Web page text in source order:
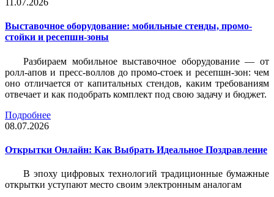
11.07.2026
Выставочное оборудование: мобильные стенды, промо-
стойки и ресепшн-зоны
Разбираем мобильное выставочное оборудование — от
ролл-апов и пресс-воллов до промо-стоек и ресепшн-зон: чем
оно отличается от капитальных стендов, каким требованиям
отвечает и как подобрать комплект под свою задачу и бюджет.
Подробнее
08.07.2026
Открытки Онлайн: Как Выбрать Идеальное Поздравление
В эпоху цифровых технологий традиционные бумажные
открытки уступают место своим электронным аналогам